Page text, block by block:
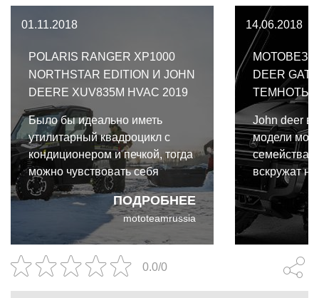
01.11.2018
POLARIS RANGER XP1000
NORTHSTAR EDITION И JOHN
DEERE XUV835M HVAC 2019
ПОДРОБНЕЕ
Было бы идеально иметь
утилитарный квадроцикл с
кондиционером и печкой, тогда
можно чувствовать себя
комфортно в кабине в течение
всего года. Две модели могут
подарить именно такой
уровень комфорта: 2019
Polaris Ranger XP 1000
Northstar Edition и John Deere
Gator XUV835M HVAC.
mototeamrussia
14.06.2018
DEER
ТЕМНОТЫ
John deer
модели
семейства
вскружат
Модели
и midnight
созданы
0.0/0